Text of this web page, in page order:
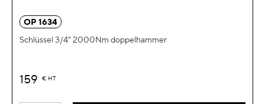
OP 1634
Schlüssel 3/4" 2000Nm doppelhammer
159 € HT